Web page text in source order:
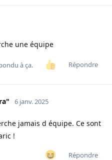
une équipe
Répondre
à ça.
6 janv. 2025
jamais d équipe. Ce sont
!
Répondre